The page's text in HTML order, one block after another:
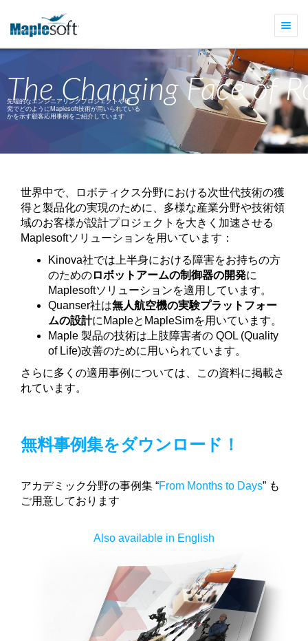
The Changing Face of
先端的なエンジニアリングプロジェクトや研
究でどのようにMaplesoft技術が用いられている
かを示す顧客応用事例をご紹介しています
世界中で、ロボティクス分野における次世代技術の獲
得と製品化の実現のために、多様な産業分野や技術領
域のお客様が設計プロジェクトを大きく加速させる
Maplesoftソリューションを用いています：
Kinova社では上半身における障害をお持ちの方
のためのロボットアームの制御器の開発に
Maplesoftソリューションを適用しています。
Quanser社は無人航空機の実験プラットフォー
ムの設計にMapleとMapleSimを用いています。
Maple 製品の技術は上肢障害者の QOL (Quality
of Life)改善のために用いられています。
さらに多くの適用事例については、この資料に掲載さ
れています。
無料事例集をダウンロード！
アカデミック分野の事例集 “From Months to Days” も
ご用意しております
Also available in English